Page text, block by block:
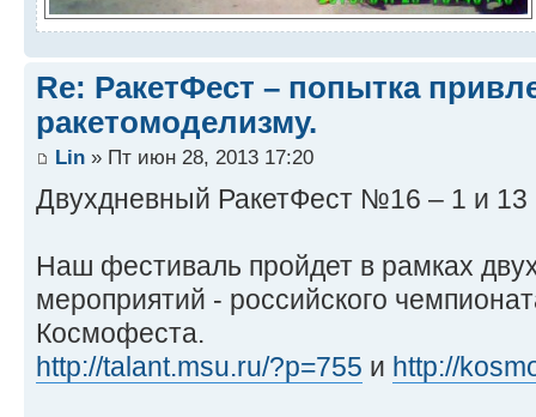
Re: РакетФест – попытка
ракетомоделизму.
Lin » Пт июн 28, 2013 17:20
Двухдневный РакетФест №16 – 1 и 13
Наш фестиваль пройдет в рамках
мероприятий - российского
Космофеста.
http://talant.msu.ru/?p=755 и http://